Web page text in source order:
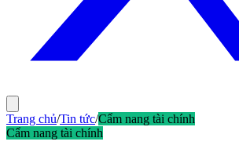
Trang chủ/Tin tức/Cẩm nang tài chính
Cẩm nang tài chính